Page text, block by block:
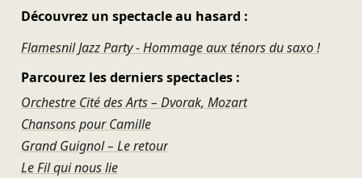
Découvrez un spectacle au hasard :
Flamesnil Jazz Party - Hommage aux ténors du saxo !
Parcourez les derniers spectacles :
Orchestre Cité des Arts – Dvorak, Mozart
Chansons pour Camille
Grand Guignol – Le retour
Le Fil qui nous lie